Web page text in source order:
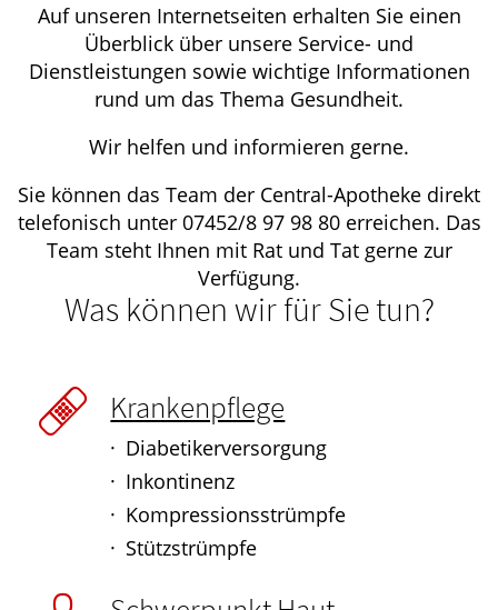
Auf unseren Internetseiten erhalten Sie einen
Überblick über unsere Service- und
Dienstleistungen sowie wichtige Informationen
rund um das Thema Gesundheit.
Wir helfen und informieren gerne.
Sie können das Team der Central-Apotheke direkt
telefonisch unter 07452/8 97 98 80 erreichen. Das
Team steht Ihnen mit Rat und Tat gerne zur
Verfügung.
Was können wir für Sie tun?
Krankenpflege
Diabetikerversorgung
Inkontinenz
Kompressionsstrümpfe
Stützstrümpfe